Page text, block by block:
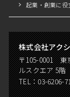
起業・創業に役
株式会社アク
〒105-0001 東
ルスクエア 5階
TEL：03-6206-